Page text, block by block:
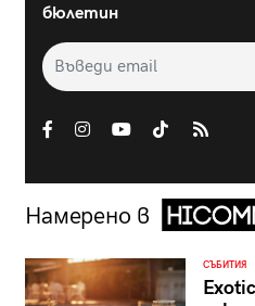
бюлетин
Намерено в
СЪБИТИЯ